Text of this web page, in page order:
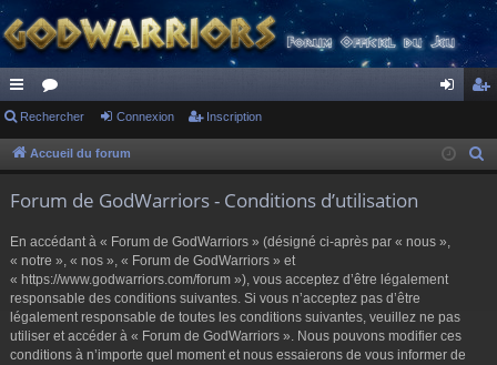
ac
co
s
or
u ne cri
Rechercher Connexion Inscription
Accueil du forum
Forum de GodWarriors - Conditions d’utilisation
En accédant à « Forum de GodWarriors » (désigné ci-après par « nous »,
« notre », « nos », « Forum de GodWarriors » et
« https://www.godwarriors.com/forum »), vous acceptez d’être légalement
responsable des conditions suivantes. Si vous n’acceptez pas d’être
légalement responsable de toutes les conditions suivantes, veuillez ne pas
utiliser et accéder à « Forum de GodWarriors ». Nous pouvons modifier ces
conditions à n’importe quel moment et nous essaierons de vous informer de